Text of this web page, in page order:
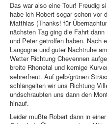
Das war also eine Tour! Freudig
habe ich Robert sogar schon vor
Matthias (Thanks! für
nächsten Tag ging die Fahrt
und Peter getroffen haben. Nach
Langogne und guter Nachtruhe
Wetter Richtung Chevennen
breite Rhonetal und kernige
sehrerfreut. Auf gelb/grünen
schlängelten wir uns Richtung
undschraubten uns dann den
hinauf.
Leider mußte Robert dann in